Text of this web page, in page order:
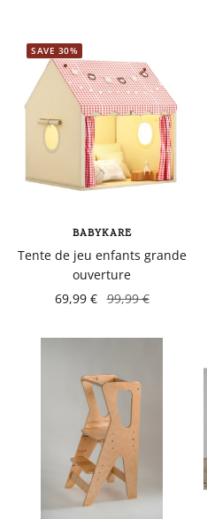
SAVE 30%
BABYKARE
Tente de jeu enfants grande
ouverture
69,99 € 99,99 €